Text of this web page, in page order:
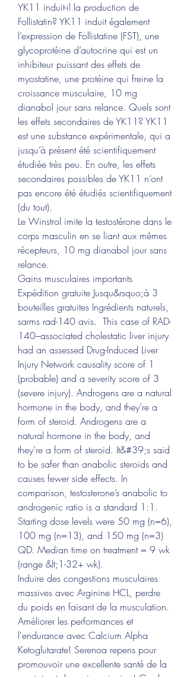
YK11 induit-il la production de
Follistatin? YK11 induit également
l’expression de Follistatine (FST), une
glycoprotéine d’autocrine qui est un
inhibiteur puissant des effets de
myostatine, une protéine qui freine la
croissance musculaire, 10 mg
dianabol jour sans relance. Quels sont
les effets secondaires de YK11? YK11
est une substance expérimentale, qui a
jusqu’à présent été scientifiquement
étudiée très peu. En outre, les effets
secondaires possibles de YK11 n’ont
pas encore été étudiés scientifiquement
(du tout).
Le Winstrol imite la testostérone dans le
corps masculin en se liant aux mêmes
récepteurs, 10 mg dianabol jour sans
relance.
Gains musculaires importants
Expédition gratuite Jusqu&rsquo;à 3
bouteilles gratuites Ingrédients naturels,
sarms rad-140 avis.  This case of RAD-
140–associated cholestatic liver injury
had an assessed Drug-Induced Liver
Injury Network causality score of 1
(probable) and a severity score of 3
(severe injury). Androgens are a natural
hormone in the body, and they’re a
form of steroid. Androgens are a
natural hormone in the body, and
they’re a form of steroid. It&#39;s said
to be safer than anabolic steroids and
causes fewer side effects. In
comparison, testosterone’s anabolic to
androgenic ratio is a standard 1:1.
Starting dose levels were 50 mg (n=6),
100 mg (n=13), and 150 mg (n=3)
QD. Median time on treatment = 9 wk
(range &lt;1-32+ wk).
Induire des congestions musculaires
massives avec Arginine HCL, perdre
du poids en faisant de la musculation.
Améliorer les performances et
l'endurance avec Calcium Alpha
Ketoglutarate! Serenoa repens pour
promouvoir une excellente santé de la